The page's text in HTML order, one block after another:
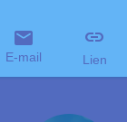
E-mail Lien